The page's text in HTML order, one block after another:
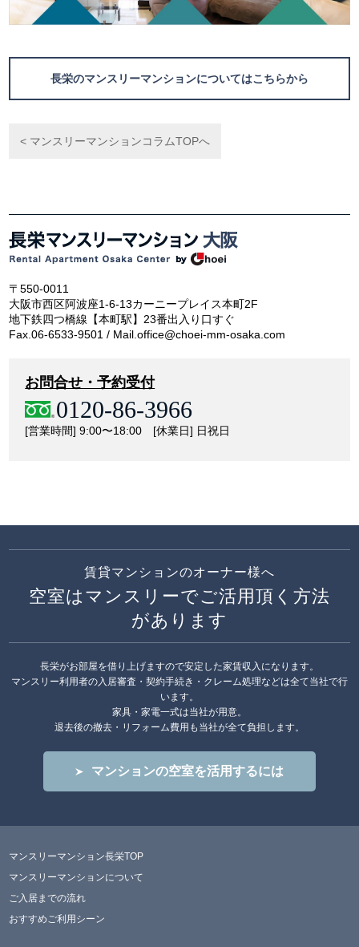
長栄のマンスリーマンションについてはこちらから
< マンスリーマンションコラムTOPへ
〒550-0011
大阪市西区阿波座1-6-13カーニープレイス本町2F
地下鉄四つ橋線【本町駅】23番出入り口すぐ
Fax.06-6533-9501 / Mail.office@choei-mm-osaka.com
お問合せ・予約受付
0120-86-3966
[営業時間] 9:00〜18:00 [休業日] 日祝日
賃貸マンションのオーナー様へ
空室はマンスリーでご活用頂く方法
があります
長栄がお部屋を借り上げますので安定した家賃収入になります。
マンスリー利用者の入居審査・契約手続き・クレーム処理などは全て当社で行
います。
家具・家電一式は当社が用意。
退去後の撤去・リフォーム費用も当社が全て負担します。
マンションの空室を活用するには
マンスリーマンション長栄TOP
マンスリーマンションについて
ご入居までの流れ
おすすめご利用シーン